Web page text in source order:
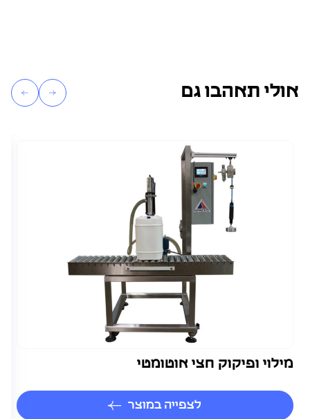
אולי תאהבו גם
מילוי ופיקוק חצי אוטומטי
לצפייה במוצר